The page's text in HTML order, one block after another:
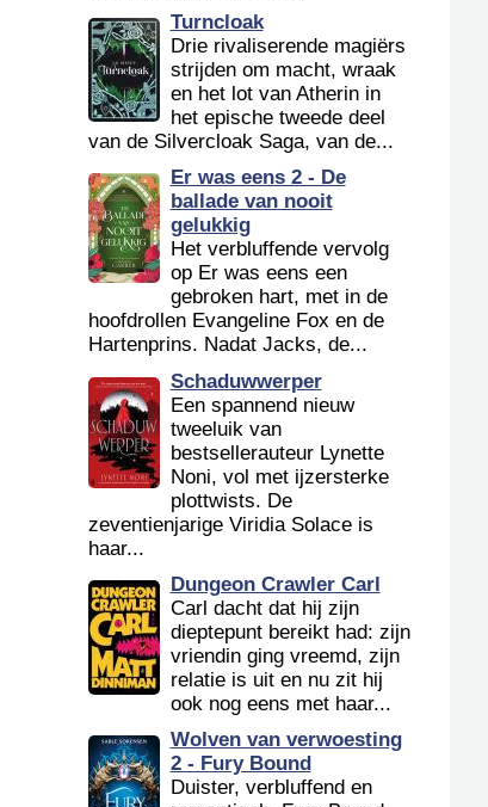
Turncloak
Drie rivaliserende magiërs
strijden om macht, wraak
en het lot van Atherin in
het epische tweede deel
van de Silvercloak Saga, van de...
Er was eens 2 - De
ballade van nooit
gelukkig
Het verbluffende vervolg
op Er was eens een
gebroken hart, met in de
hoofdrollen Evangeline Fox en de
Hartenprins. Nadat Jacks, de...
Schaduwwerper
Een spannend nieuw
tweeluik van
bestsellerauteur Lynette
Noni, vol met ijzersterke
plottwists. De
zeventienjarige Viridia Solace is
haar...
Dungeon Crawler Carl
Carl dacht dat hij zijn
dieptepunt bereikt had: zijn
vriendin ging vreemd, zijn
relatie is uit en nu zit hij
ook nog eens met haar...
Wolven van verwoesting
2 - Fury Bound
Duister, verbluffend en